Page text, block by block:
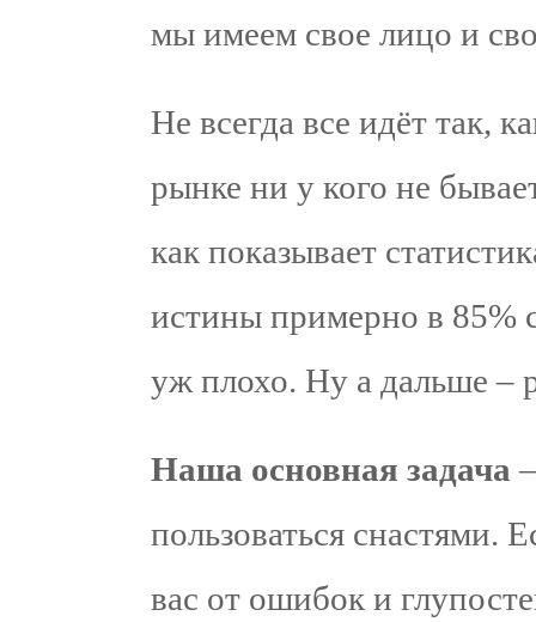
мы имеем свое лицо и
Не всегда все идёт так,
рынке ни у кого не
как показывает
истины примерно в 85%
уж плохо. Ну а дальше –
Наша основная задача
пользоваться снастями.
вас от ошибок и